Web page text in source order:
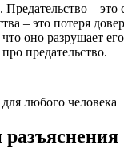
–
– это потеря
оно разрушает
предательство.
любого человека
разъяснения